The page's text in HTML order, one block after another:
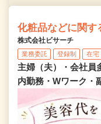
化粧品などに関す
株式会社ビサーチ
業務委託 登録制 在宅
主婦（夫）・会社員
内勤務・Wワーク